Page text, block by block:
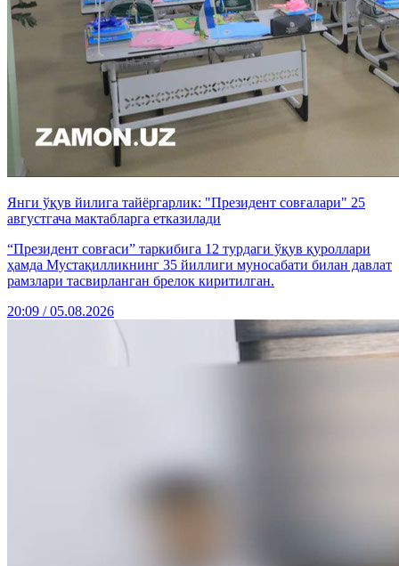
Янги ўқув йилига тайёргарлик: "Президент совғалари" 25
августгача мактабларга етказилади
“Президент совғаси” таркибига 12 турдаги ўқув қуроллари
ҳамда Мустақилликнинг 35 йиллиги муносабати билан давлат
рамзлари тасвирланган брелок киритилган.
20:09 / 05.08.2026